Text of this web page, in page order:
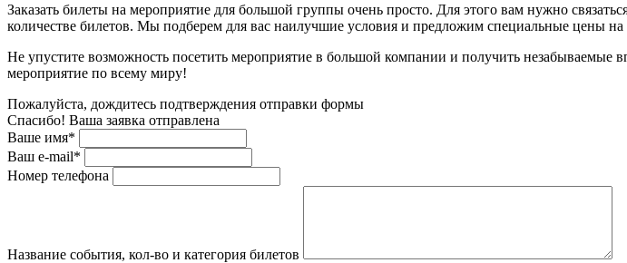
Заказать билеты на мероприятие для большой группы очень просто. Для этого вам нужно
количестве билетов. Мы подберем для вас наилучшие условия и предложим специальные цены на
Не упустите возможность посетить мероприятие в большой компании и получить незабываемые
мероприятие по всему миру!
Пожалуйста, дождитесь подтверждения отправки формы
Спасибо! Ваша заявка отправлена
Ваше имя*
Ваш e-mail*
Номер телефона
Название события, кол-во и категория билетов